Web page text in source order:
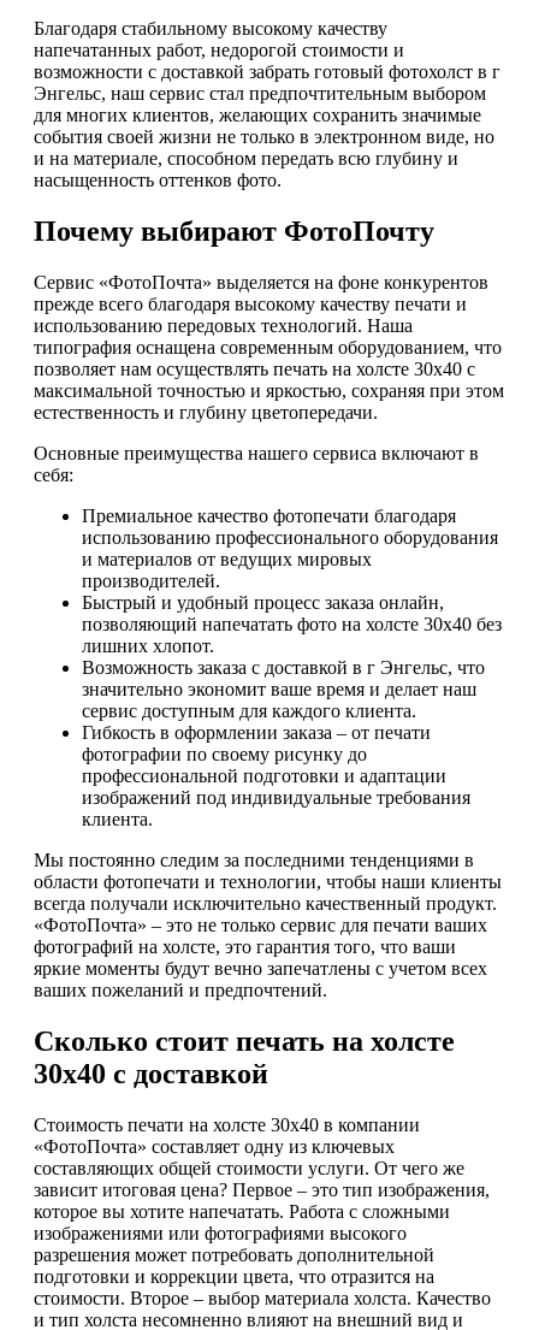
Благодаря стабильному высокому качеству
напечатанных работ, недорогой стоимости и
возможности с доставкой забрать готовый фотохолст в г
Энгельс, наш сервис стал предпочтительным выбором
для многих клиентов, желающих сохранить значимые
события своей жизни не только в электронном виде, но
и на материале, способном передать всю глубину и
насыщенность оттенков фото.
Почему выбирают ФотоПочту
Сервис «ФотоПочта» выделяется на фоне конкурентов
прежде всего благодаря высокому качеству печати и
использованию передовых технологий. Наша
типография оснащена современным оборудованием, что
позволяет нам осуществлять печать на холсте 30х40 с
максимальной точностью и яркостью, сохраняя при этом
естественность и глубину цветопередачи.
Основные преимущества нашего сервиса включают в
себя:
Премиальное качество фотопечати благодаря
использованию профессионального оборудования
и материалов от ведущих мировых
производителей.
Быстрый и удобный процесс заказа онлайн,
позволяющий напечатать фото на холсте 30х40 без
лишних хлопот.
Возможность заказа с доставкой в г Энгельс, что
значительно экономит ваше время и делает наш
сервис доступным для каждого клиента.
Гибкость в оформлении заказа – от печати
фотографии по своему рисунку до
профессиональной подготовки и адаптации
изображений под индивидуальные требования
клиента.
Мы постоянно следим за последними тенденциями в
области фотопечати и технологии, чтобы наши клиенты
всегда получали исключительно качественный продукт.
«ФотоПочта» – это не только сервис для печати ваших
фотографий на холсте, это гарантия того, что ваши
яркие моменты будут вечно запечатлены с учетом всех
ваших пожеланий и предпочтений.
Сколько стоит печать на холсте
30х40 с доставкой
Стоимость печати на холсте 30х40 в компании
«ФотоПочта» составляет одну из ключевых
составляющих общей стоимости услуги. От чего же
зависит итоговая цена? Первое – это тип изображения,
которое вы хотите напечатать. Работа с сложными
изображениями или фотографиями высокого
разрешения может потребовать дополнительной
подготовки и коррекции цвета, что отразится на
стоимости. Второе – выбор материала холста. Качество
и тип холста несомненно влияют на внешний вид и